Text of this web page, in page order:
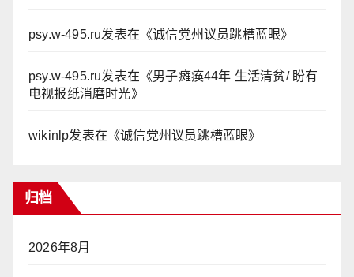
psy.w-495.ru发表在《诚信党州议员跳槽蓝眼》
psy.w-495.ru发表在《男子瘫痪44年 生活清贫/ 盼有
电视报纸消磨时光》
wikinlp发表在《诚信党州议员跳槽蓝眼》
归档
2026年8月